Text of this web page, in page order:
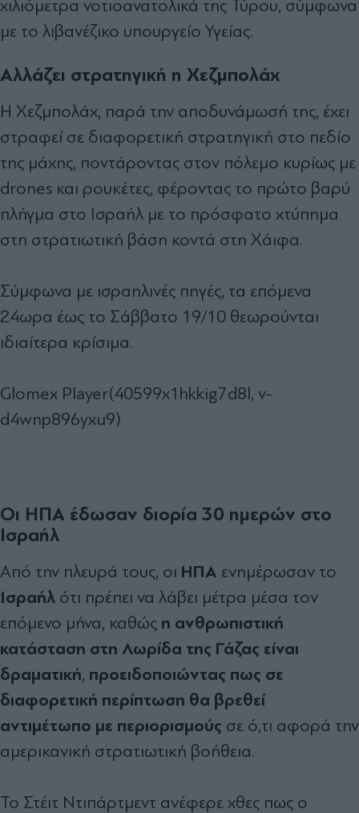
χιλιόμετρα νοτιοανατολικά της Τύρου, σύμφωνα
με το λιβανέζικο υπουργείο Υγείας.
Αλλάζει στρατηγική η Χεζμπολάχ
Η Χεζμπολάχ, παρά την αποδυνάμωσή της, έχει
στραφεί σε διαφορετική στρατηγική στο πεδίο
της μάχης, ποντάροντας στον πόλεμο κυρίως με
drones και ρουκέτες, φέροντας το πρώτο βαρύ
πλήγμα στο Ισραήλ με το πρόσφατο χτύπημα
στη στρατιωτική βάση κοντά στη Χάιφα.
Σύμφωνα με ισραηλινές πηγές, τα επόμενα
24ωρα έως το Σάββατο 19/10 θεωρούνται
ιδιαίτερα κρίσιμα.
Glomex Player(40599x1hkkig7d8l, v-
d4wnp896yxu9)
Οι ΗΠΑ έδωσαν διορία 30 ημερών στο
Ισραήλ
Από την πλευρά τους, οι ΗΠΑ ενημέρωσαν το
Ισραήλ ότι πρέπει να λάβει μέτρα μέσα τον
επόμενο μήνα, καθώς η ανθρωπιστική
κατάσταση στη Λωρίδα της Γάζας είναι
δραματική, προειδοποιώντας πως σε
διαφορετική περίπτωση θα βρεθεί
αντιμέτωπο με περιορισμούς σε ό,τι αφορά την
αμερικανική στρατιωτική βοήθεια.
Το Στέιτ Ντιπάρτμεντ ανέφερε χθες πως ο